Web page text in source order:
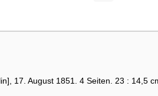
17. August 1851. 4 Seiten. 23 : 14,5